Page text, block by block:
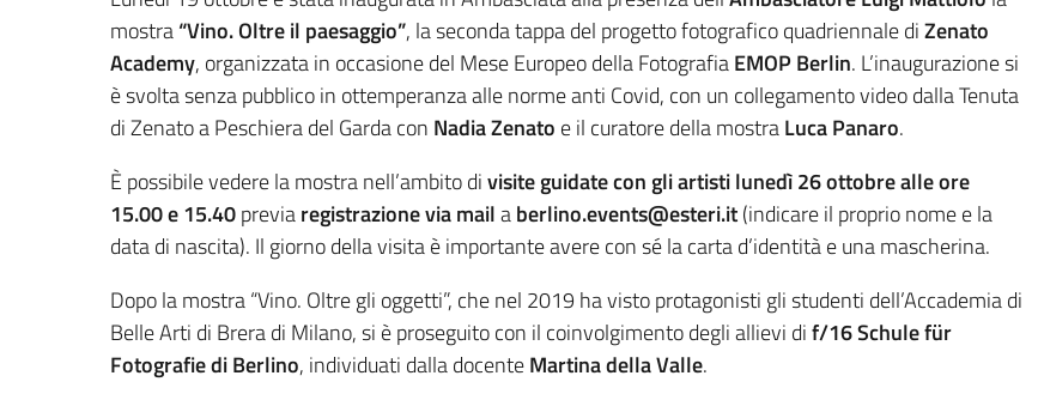
mostra“Vino. Oltre il paesaggio”, la seconda tappa del progetto fotografico quadriennale diZenato
Academy, organizzata in occasione del Mese Europeo della FotografiaEMOP Berlin. L’inaugurazione si
è svolta senza pubblico in ottemperanza alle norme anti Covid, con un collegamento video dalla Tenuta
di Zenato a Peschiera del Garda con Nadia Zenato e il curatore della mostraLuca Panaro.
È possibile vedere la mostra nell’ambito divisite guidate con gli artisti lunedì 26 ottobre alle ore
15.00 e 15.40previaregistrazione via mailaberlino.events@esteri.it(indicare il proprio nome e la
data di nascita). Il giorno della visita è importante avere con sé la carta d’identità e una mascherina.
Dopo la mostra “Vino. Oltre gli oggetti”, che nel 2019 ha visto protagonisti gli studenti dell’Accademia di
Belle Arti di Brera di Milano, si è proseguito con il coinvolgimento degli allievi dif/16 Schule für
Fotografie di Berlino, individuati dalla docenteMartina della Valle.